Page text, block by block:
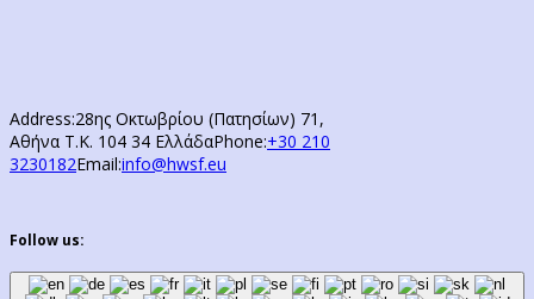
Address:28ης Οκτωβρίου (Πατησίων) 71,
Αθήνα Τ.Κ. 104 34 ΕλλάδαPhone:+30 210
3230182Email:info@hwsf.eu
Follow us: